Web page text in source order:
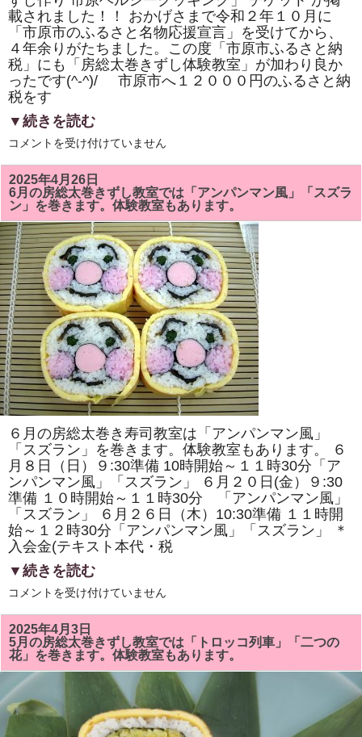
き
ま
し
た！！
は
載されました！！ おかげさまで令和２年１０月に
「市原市のふるさと名物応援宣言」を受けてから、
４年余りがたちました。この度「市原市ふるさと納
税」にも「房総太巻きずし体験教室」が加わり良か
ったです(^-^)/ 市原市へ１２０００円のふるさと納
税をす
▼続きを読む
市
市
「ふ
る
さ
と
納
税」
に
「株
式
会
社
サ
ン
パ
ー
ク・
市
原
ヘ
ル
シ
ー
ク
ッ
キ
ン
グ・
房
総
太
巻
き
寿
司
験」
掲
さ
れ
ま
し
た！！
は
コメントを受け付けていません
2025年4月26日
6月の房総太巻きずし教室では「アンパンマン風」「スズラ
ン」を巻きます。体験教室もあります。
６月の房総太巻き寿司教室は「アンパンマン風」
「スズラン」を巻きます。体験教室もあります。 ６
月８日（日）９:30準備 10時開始～１１時30分「ア
ンパンマン風」「スズラン」 ６月２０日(金）９:30
準備 １０時開始～１１時30分 「アンパンマン風」
「スズラン」 ６月２６日（木）10:30準備 １１時開
始～１２時30分「アンパンマン風」「スズラン」 ＊
入会金(テキスト本代・税
▼続きを読む
6
の
房
総
太
巻
き
ず
し
教
室
で
コメントを受け付けていません
2025年4月3日
5月の房総太巻きずし教室では「トロッコ列車」「二つの
花」を巻きます。体験教室もあります。